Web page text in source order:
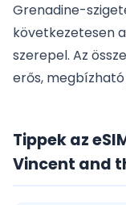
Grenadine-
következetesen
szerepel. Az
erős,
Tippek az
Vincent and